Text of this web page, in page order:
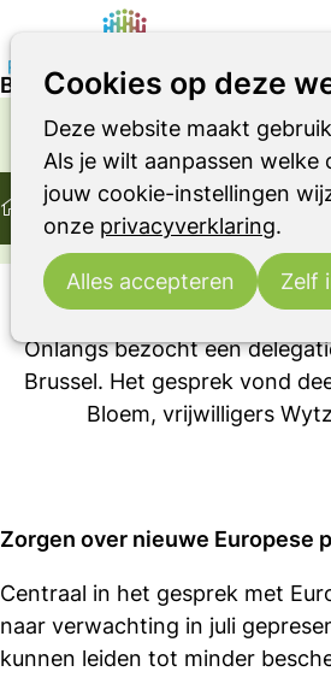
Cookies op deze
Deze website maakt
Als je wilt aanpassen
jouw cookie-instellingen
onze privacyverklaring.
Alles accepteren Zelf
Home
Parkinson
Bezoek aan Brussel: steun
Bezoek aan Brussel: steun
OVER DE ZIEKTE VAN
Uitgelicht bericht
Onlangs bezocht een
Brussel. Het gesprek vond
Bloem, vrijwilligers
Zorgen over nieuwe Europese
Centraal in het gesprek met
naar verwachting in juli
kunnen leiden tot minder
Deel
dit
bericht